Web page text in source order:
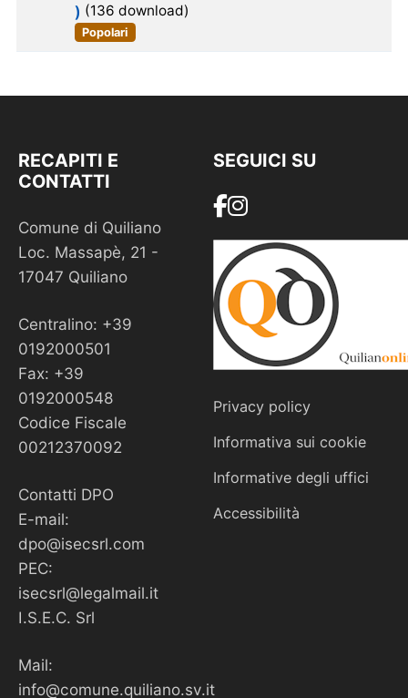
) (136 download)
Popolari
RECAPITI E
CONTATTI
Comune di Quiliano
Loc. Massapè, 21 -
17047 Quiliano
Centralino: +39
0192000501
Fax: +39
0192000548
Codice Fiscale
00212370092
Contatti DPO
E-mail:
dpo@isecsrl.com
PEC:
isecsrl@legalmail.it
I.S.E.C. Srl
Mail:
info@comune.quiliano.sv.it
SEGUICI SU
Privacy policy
Informativa sui cookie
Informative degli uffici
Accessibilità